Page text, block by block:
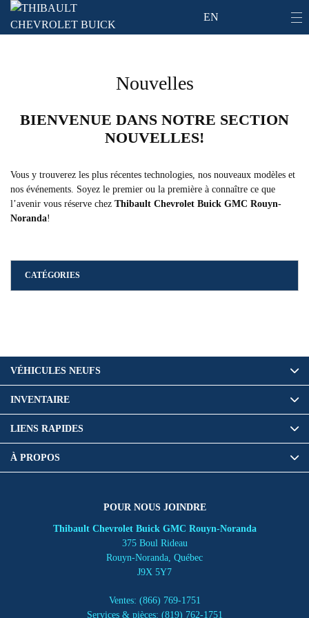
EN
Nouvelles
BIENVENUE DANS NOTRE SECTION
NOUVELLES!
Vous y trouverez les plus récentes technologies, nos nouveaux modèles et
nos événements. Soyez le premier ou la première à connaître ce que
l’avenir vous réserve chez Thibault Chevrolet Buick GMC Rouyn-
Noranda!
CATÉGORIES
POUR NOUS JOINDRE
Thibault Chevrolet Buick GMC Rouyn-Noranda
375 Boul Rideau
Rouyn-Noranda, Québec
J9X 5Y7
Ventes: (866) 769-1751
Services & pièces: (819) 762-1751
VÉHICULES NEUFS
INVENTAIRE
LIENS RAPIDES
À PROPOS